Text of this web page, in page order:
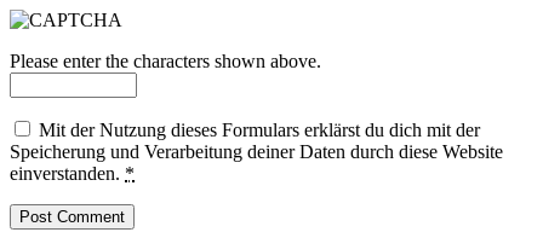
Please enter the characters shown above.
Mit der Nutzung dieses Formulars erklärst du dich mit der
Speicherung und Verarbeitung deiner Daten durch diese Website
einverstanden. *